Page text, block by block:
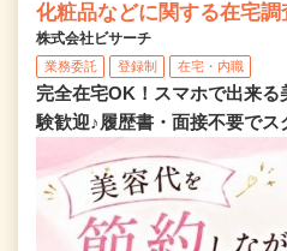
化粧品などに関する在宅
株式会社ビサーチ
業務委託 登録制 在宅・内職
完全在宅OK！スマホで出来
験歓迎♪履歴書・面接不要で